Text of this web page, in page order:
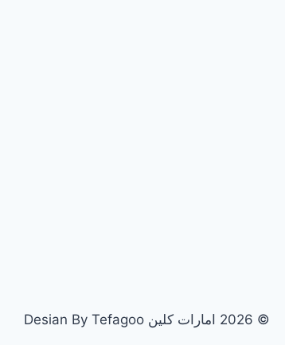
© 2026 امارات كلين Desian By Tefagoo